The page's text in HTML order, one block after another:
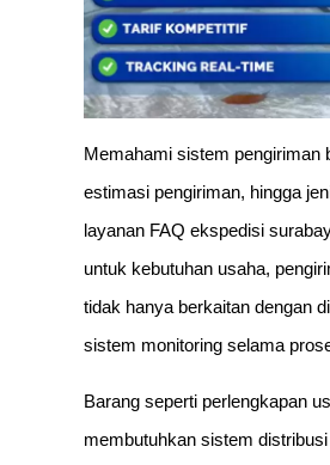
Memahami sistem pengiriman
estimasi pengiriman, hingga
layanan FAQ ekspedisi
untuk kebutuhan usaha,
tidak hanya berkaitan dengan
sistem monitoring selama
Barang seperti perlengkapan
membutuhkan sistem